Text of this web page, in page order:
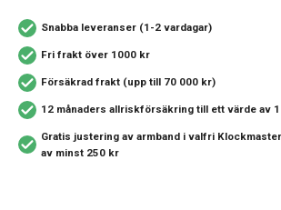
Snabba leveranser (1-2 vardagar)
Fri frakt över 1000 kr
Försäkrad frakt (upp till 70 000 kr)
12 månaders allriskförsäkring till ett värde av
Gratis justering av armband i valfri
av minst 250 kr